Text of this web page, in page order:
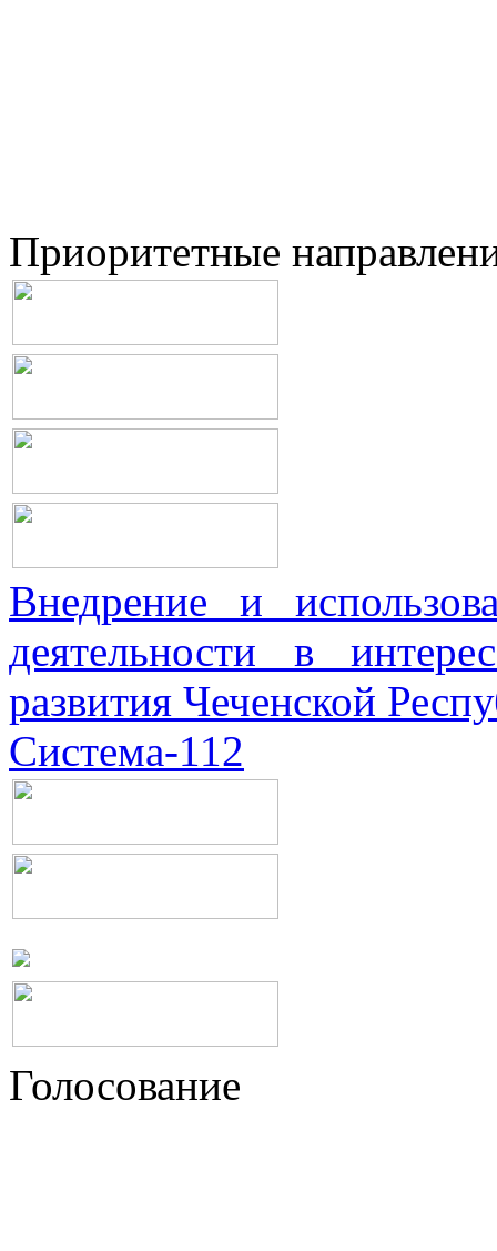
Приоритетные
Внедрение и
деятельности в
развития Чеченской
Система-112
Голосование